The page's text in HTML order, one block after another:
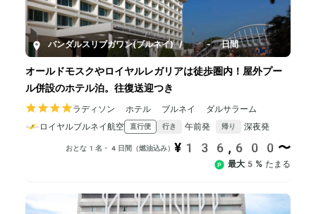
バンダルスリブガワン(ブルネイ) / 4-8日間
オールドモスクやロイヤルレガリアは徒歩圏内！屋外プー
ル併設のホテル泊。往復送迎つき
ラディソン ホテル ブルネイ ダルサラーム
ロイヤルブルネイ航空
直行便 行き 午前発 帰り 深夜発
おとな1名・4日間（燃油込み） ¥136,600〜
最大5% たまる